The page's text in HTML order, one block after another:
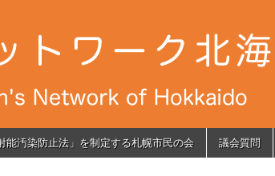
能汚染防止法」を制定する札幌市民の会 議会質問